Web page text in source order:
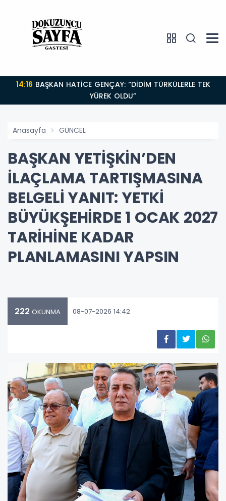
14:16
YÜREK OLDU”
Anasayfa GÜNCEL
BAŞKAN YETİŞKİN’DEN
İLAÇLAMA TARTIŞMASINA
BELGELİ YANIT: YETKİ
BÜYÜKŞEHİRDE 1 OCAK 2027
TARİHİNE KADAR
PLANLAMASINI YAPSIN
222 OKUNMA 08-07-2026 14:42